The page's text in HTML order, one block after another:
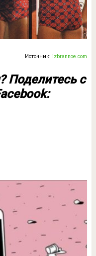
Источник:izbrannoe.com
Поделитесь с